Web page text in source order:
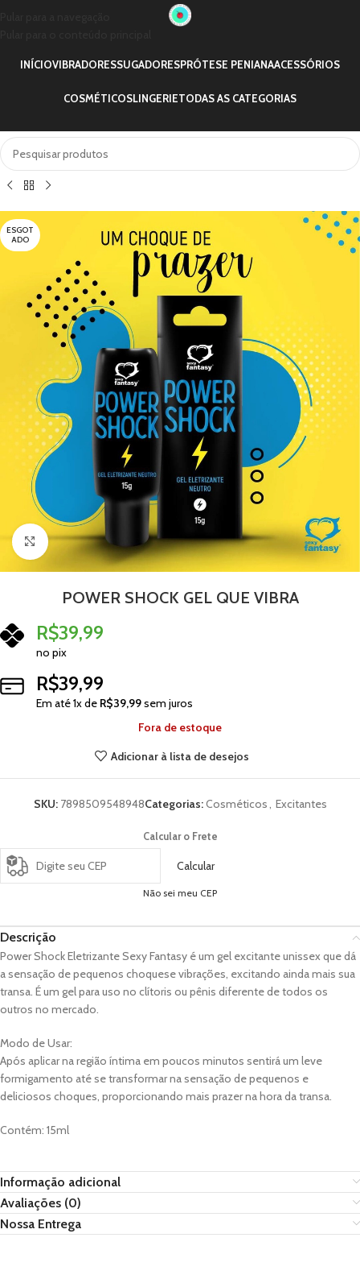
INÍCIOVIBRADORESSUGADORESPRÓTESE PENIANAACESSÓRIOS
COSMÉTICOSLINGERIETODAS AS CATEGORIAS
ESGOT
ADO
Clique para ampliar
POWER SHOCK GEL QUE VIBRA
R$39,99
no pix
R$39,99
Em até1x de R$39,99sem juros
Fora de estoque
Adicionar à lista de desejos
SKU: 7898509548948Categorias:Cosméticos, Excitantes
Calcular o Frete
Calcular
Não sei meu CEP
Descrição
Power Shock Eletrizante Sexy Fantasy é um gel excitante unissex que dá
a sensação de pequenos choquese vibrações, excitando ainda mais sua
transa. É um gel para uso no clítoris ou pênis diferente de todos os
outros no mercado.
Modo de Usar:
Após aplicar na região íntima em poucos minutos sentirá um leve
formigamento até se transformar na sensação de pequenos e
deliciosos choques, proporcionando mais prazer na hora da transa.
Contém: 15ml
Informação adicional
Avaliações (0)
Nossa Entrega